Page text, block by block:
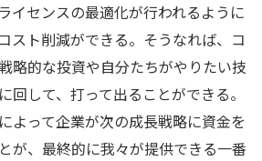
イセンスの最適化が行われるように
スト削減ができる。そうなれば、コ
略的な投資や自分たちがやりたい技
回して、打って出ることができる。
よって企業が次の成長戦略に資金を
が、最終的に我々が提供できる一番